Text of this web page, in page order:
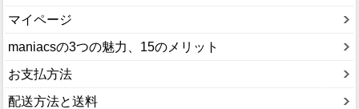
マイページ
maniacsの3つの魅力、15のメリット
お支払方法
配送方法と送料